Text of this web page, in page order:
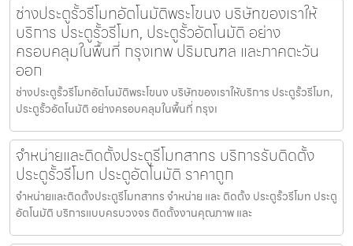
ช่างประตูรั้วรีโมทอัตโนมัติพระโขนง บริษัทของเราให้
บริการ ประตูรั้วรีโมท, ประตูรั้วอัตโนมัติ อย่าง
ครอบคลุมในพื้นที่ กรุงเทพ ปริมณฑล และภาคตะวัน
ออก
ช่างประตูรั้วรีโมทอัตโนมัติพระโขนง บริษัทของเราให้บริการ ประตูรั้วรีโมท,
ประตูรั้วอัตโนมัติ อย่างครอบคลุมในพื้นที่ กรุงเ
จำหน่ายและติดตั้งประตูรีโมทสาทร บริการรับติดตั้ง
ประตูรั้วรีโมท ประตูอัตโนมัติ ราคาถูก
จำหน่ายและติดตั้งประตูรีโมทสาทร จำหน่าย และ ติดตั้ง ประตูรั้วรีโมท ประตู
อัตโนมัติ บริการแบบครบวงจร ติดตั้งงานคุณภาพ และ